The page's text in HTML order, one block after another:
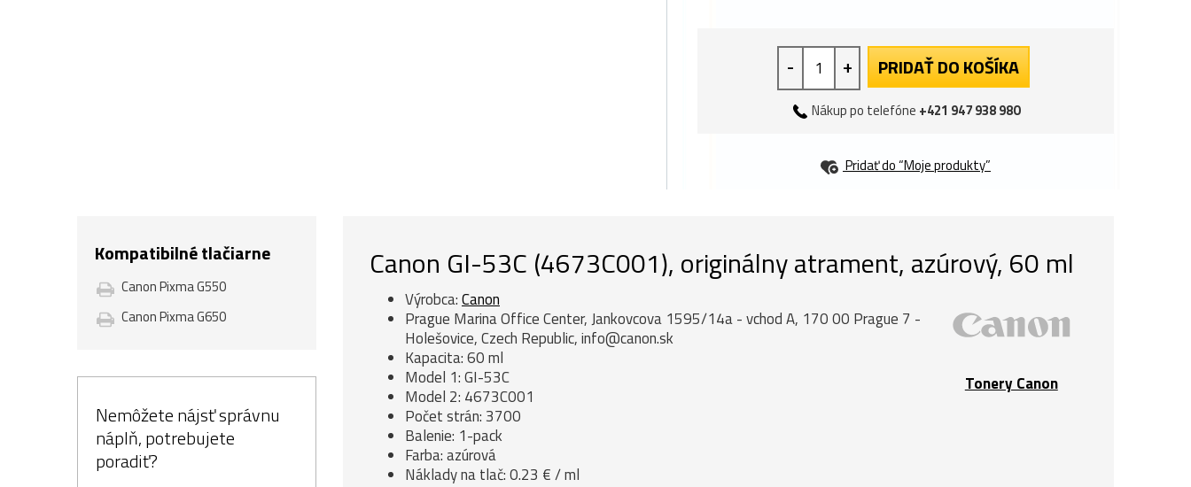
- + PRIDAŤ DO KOŠÍKA
Nákup po telefóne +421 947 938 980
Pridať do “Moje produkty”
Kompatibilné tlačiarne
Canon Pixma G550
Canon Pixma G650
Nemôžete nájsť správnu
náplň, potrebujete
poradiť?
Canon GI-53C (4673C001), originálny atrament, azúrový, 60 ml
Tonery Canon
Výrobca:Canon
Prague Marina Office Center, Jankovcova 1595/14a - vchod A, 170 00 Prague 7 -
Holešovice, Czech Republic, info@canon.sk
Kapacita: 60 ml
Model 1: GI-53C
Model 2: 4673C001
Počet strán: 3700
Balenie: 1-pack
Farba: azúrová
Náklady na tlač: 0.23 € / ml